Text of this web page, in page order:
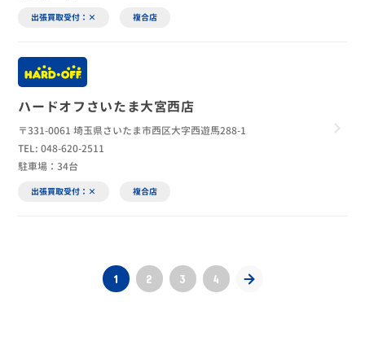
出張買取受付：× 複合店
ハードオフさいたま大宮西店
〒331-0061 埼玉県さいたま市西区大字西遊馬288-1
TEL: 048-620-2511
駐車場：34台
出張買取受付：× 複合店
1 2 3 4